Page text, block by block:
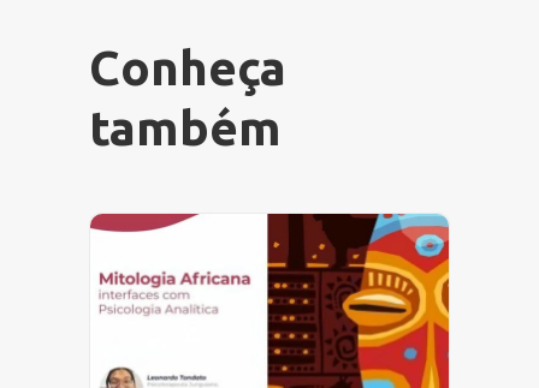
Conheça
também